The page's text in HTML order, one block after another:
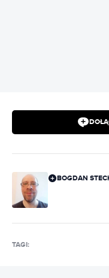
BOGDAN
TAGI: